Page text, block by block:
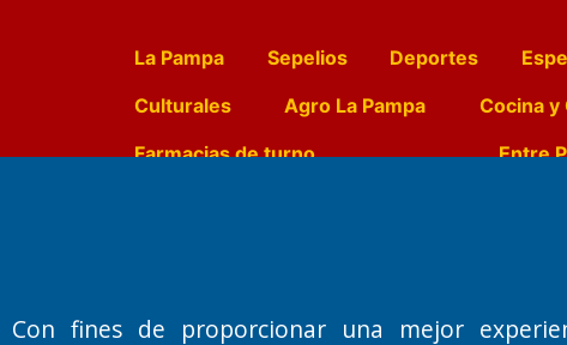
La Pampa Sepelios Deportes
Culturales
Agro La Pampa Cocina y
Farmacias de turno
Entre
Primera edición: Domingo 3 de Mayo de
Miembro de ADIRA,ADEPA y CPPAL
Con fines de proporcionar una mejor